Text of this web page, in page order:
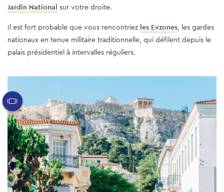
Jardin National sur votre droite.
Il est fort probable que vous rencontriez les Evzones, les gardes
nationaux en tenue militaire traditionnelle, qui défilent depuis le
palais présidentiel à intervalles réguliers.